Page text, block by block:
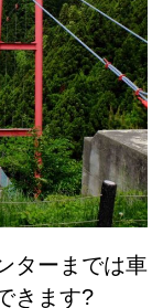
ターまでは車
きます?